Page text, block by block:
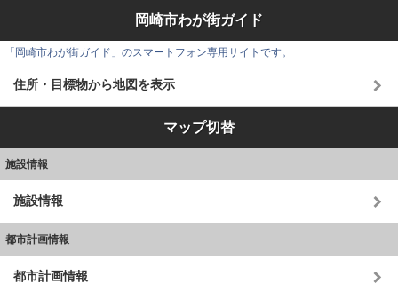
岡崎市わが街ガイド
「岡崎市わが街ガイド」のスマートフォン専用サイトです。
住所・目標物から地図を表示
マップ切替
施設情報
施設情報
都市計画情報
都市計画情報